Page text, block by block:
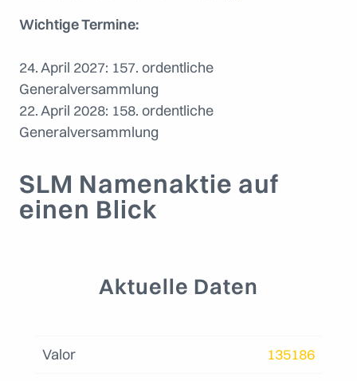
Wichtige Termine:
24. April 2027: 157. ordentliche
Generalversammlung
22. April 2028: 158. ordentliche
Generalversammlung
SLM Namenaktie auf
einen Blick
Aktuelle Daten
Valor 135186